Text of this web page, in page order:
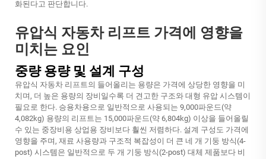
화된다고 판단합니다.
유압식 자동차 리프트 가격에 영향을
미치는 요인
중량 용량 및 설계 구성
유압식 자동차 리프트의 들어올리는 용량은 가격에 상당한 영향을 미
치며, 더 높은 용량의 장비일수록 더 견고한 구조와 대형 유압 시스템이
필요로 한다. 승용차용으로 일반적으로 사용되는 9,000파운드(약
4,082kg) 용량의 리프트는 15,000파운드(약 6,804kg) 이상을 들어올릴
수 있는 중장비용 상업용 장비보다 훨씬 저렴하다. 설계 구성도 가격에
영향을 주며, 재료 사용량과 구조적 복잡성이 더 큰 네 개 기둥 방식(4-
post) 시스템은 일반적으로 두 개 기둥 방식(2-post) 대체 제품보다 비